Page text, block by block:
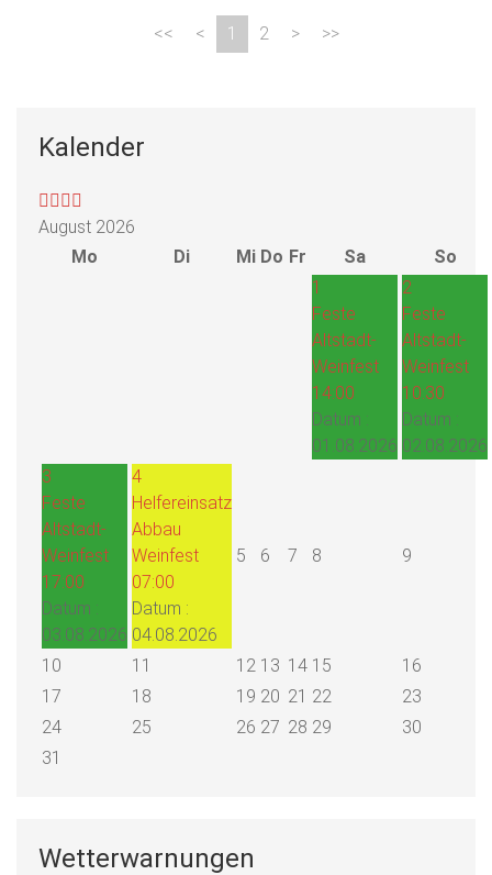
1 2
Kalender
August 2026
Mo
Di Mi Do Fr Sa
So
1
Feste
Altstadt-
Weinfest
14:00
Datum :
01.08.2026
2
Feste
Altstadt-
Weinfest
10:30
Datum :
02.08.2026
3
Feste
Altstadt-
Weinfest
17:00
Datum :
03.08.2026
4
Helfereinsatz
Abbau
Weinfest
07:00
Datum :
04.08.2026
5 6 7 8 9
10 11 12 13 14 15
16
17
18 19 20 21 22
23
24
25 26 27 28 29
30
31
Wetterwarnungen